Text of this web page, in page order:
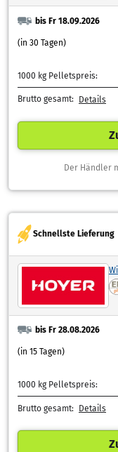
bis Fr 18.09.2026
(in 30 Tagen)
1000 kg Pelletspreis:
Brutto gesamt: Details
Der Händler
Schnellste Lieferung
bis Fr 28.08.2026
(in 15 Tagen)
1000 kg Pelletspreis:
Brutto gesamt: Details